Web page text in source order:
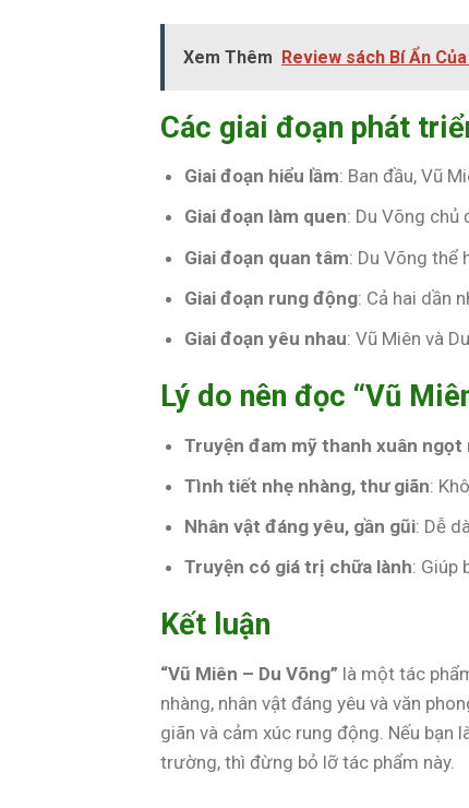
Xem Thêm Review sách Bí Ẩn
Các giai đoạn phát
Giai đoạn hiểu lầm: Ban đầu, Vũ
Giai đoạn làm quen: Du Võng chủ
Giai đoạn quan tâm: Du Võng thể
Giai đoạn rung động: Cả hai dần
Giai đoạn yêu nhau: Vũ Miên và
Lý do nên đọc “Vũ
Truyện đam mỹ thanh xuân ngọt
Tình tiết nhẹ nhàng, thư giãn:
Nhân vật đáng yêu, gần gũi: Dễ
Truyện có giá trị chữa lành: Giúp
Kết luận
“Vũ Miên – Du Võng” là một tác
nhàng, nhân vật đáng yêu và văn
giãn và cảm xúc rung động. Nếu
trường, thì đừng bỏ lỡ tác phẩm này.